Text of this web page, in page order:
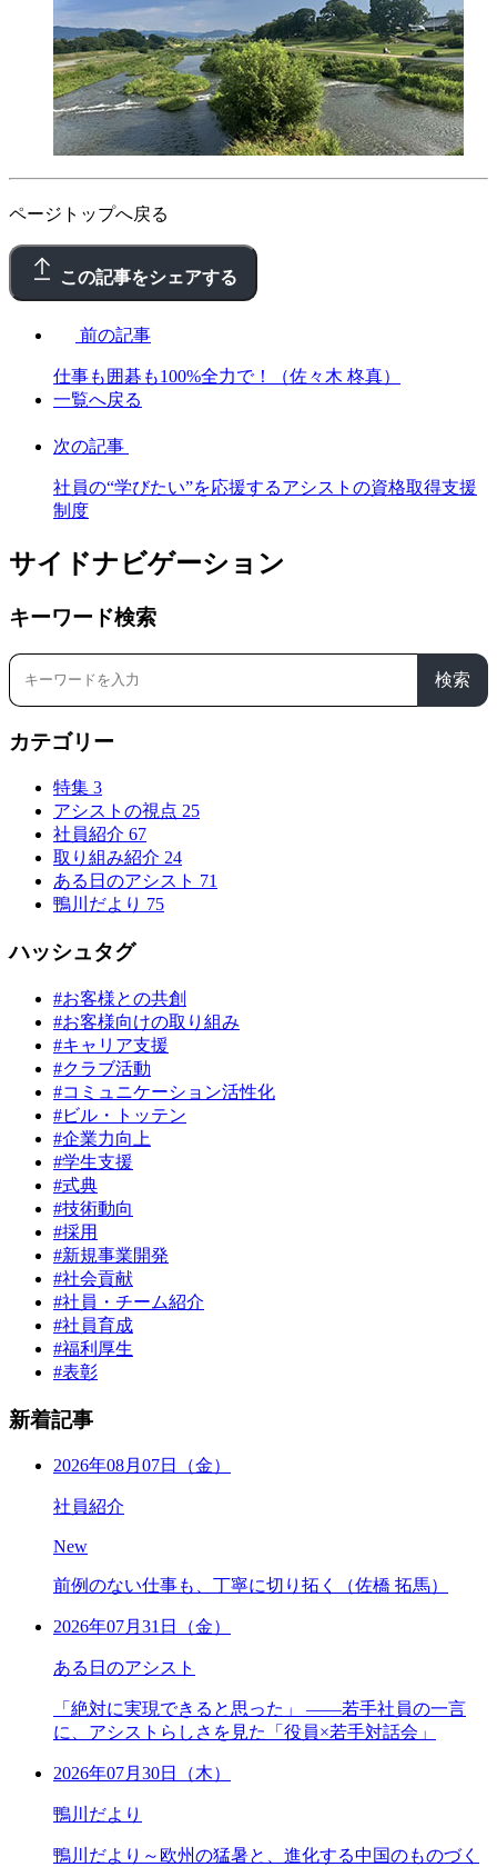
ページトップへ戻る
この記事をシェアする
前の記事
仕事も囲碁も100%全力で！（佐々木 柊真）
一覧へ戻る
次の記事
社員の“学びたい”を応援するアシストの資格取得支援
制度
サイドナビゲーション
キーワード検索
検索
カテゴリー
特集 3
アシストの視点 25
社員紹介 67
取り組み紹介 24
ある日のアシスト 71
鴨川だより 75
ハッシュタグ
#お客様との共創
#お客様向けの取り組み
#キャリア支援
#クラブ活動
#コミュニケーション活性化
#ビル・トッテン
#企業力向上
#学生支援
#式典
#技術動向
#採用
#新規事業開発
#社会貢献
#社員・チーム紹介
#社員育成
#福利厚生
#表彰
新着記事
2026年08月07日（金）
社員紹介
New
前例のない仕事も、丁寧に切り拓く（佐橋 拓馬）
2026年07月31日（金）
ある日のアシスト
「絶対に実現できると思った」 ――若手社員の一言
に、アシストらしさを見た「役員×若手対話会」
2026年07月30日（木）
鴨川だより
鴨川だより～欧州の猛暑と、進化する中国のものづく